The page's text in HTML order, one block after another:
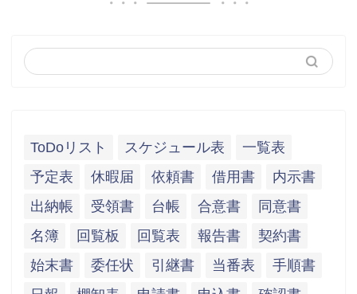
ToDoリスト スケジュール表
一覧表
予定表
休暇届 依頼書 借用書
内示書
出納帳
受領書 台帳 合意書
同意書
名簿
回覧板 回覧表 報告書
契約書
始末書
委任状 引継書 当番表
手順書